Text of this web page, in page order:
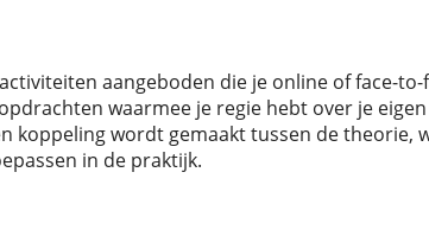
aangeboden die je online of face-to-
waarmee je regie hebt over je
koppeling wordt gemaakt tussen de theorie,
in de praktijk.